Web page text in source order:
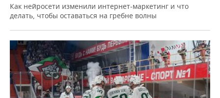
Как нейросети изменили интернет-маркетинг и что
делать, чтобы оставаться на гребне волны